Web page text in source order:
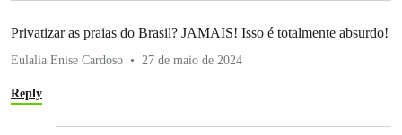
Privatizar as praias do Brasil? JAMAIS! Isso é totalmente absurdo!
Eulalia Enise Cardoso 27 de maio de 2024
Reply